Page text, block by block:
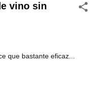
vino sin
que bastante eficaz...